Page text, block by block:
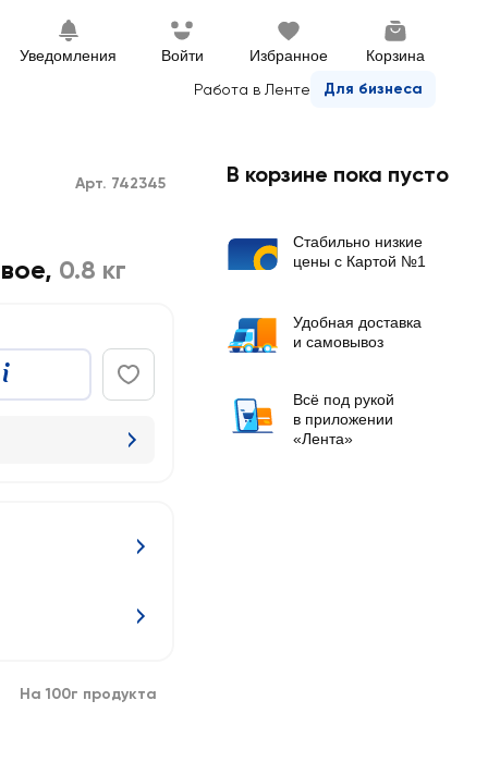
Уведомления Войти Избранное
Корзина
Работа в Ленте
Для бизнеса
Арт. 742345
, 0.8 кг
На 100г продукта
В корзине пока пусто
Стабильно низкие
цены с Картой №1
Удобная доставка
и самовывоз
Всё под рукой
в приложении
«Лента»